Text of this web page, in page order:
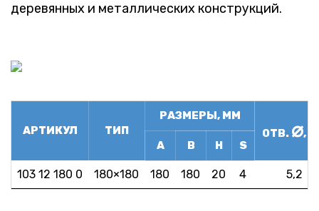
деревянных и металлических конструкций.
АРТИКУЛ ТИП
РАЗМЕРЫ, ММ
ОТВ. ⌀,
А
B H S
103 12 180 0 180×180 180 180 20 4 5,2